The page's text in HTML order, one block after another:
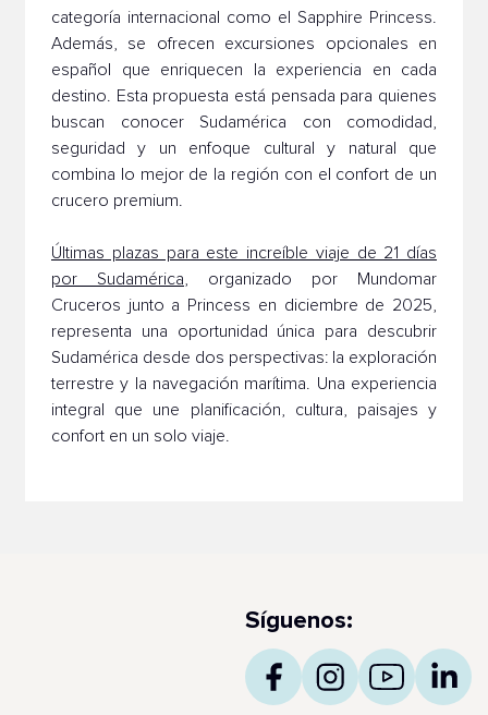
categoría internacional como el Sapphire Princess.
Además, se ofrecen excursiones opcionales en
español que enriquecen la experiencia en cada
destino. Esta propuesta está pensada para quienes
buscan conocer Sudamérica con comodidad,
seguridad y un enfoque cultural y natural que
combina lo mejor de la región con el confort de un
crucero premium.
Últimas plazas para este increíble viaje de 21 días
por Sudamérica , organizado por Mundomar
Cruceros junto a Princess en diciembre de 2025,
representa una oportunidad única para descubrir
Sudamérica desde dos perspectivas: la exploración
terrestre y la navegación marítima. Una experiencia
integral que une planificación, cultura, paisajes y
confort en un solo viaje.
Síguenos: